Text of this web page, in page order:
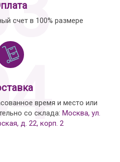
счет в 100% размере
время и место или
со склада: Москва, ул.
д. 22, корп. 2